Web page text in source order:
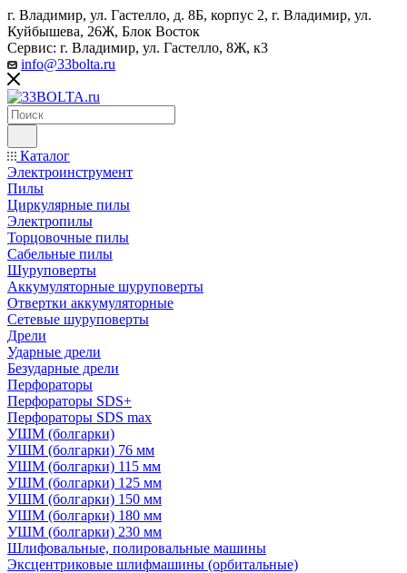
г. Владимир, ул. Гастелло, д. 8Б, корпус 2, г. Владимир, ул. ​
Куйбышева, 26Ж, Блок Восток
Сервис: г. Владимир, ул. Гастелло, 8Ж, к3
info@33bolta.ru
Каталог
Электроинструмент
Пилы
Циркулярные пилы
Электропилы
Торцовочные пилы
Сабельные пилы
Шуруповерты
Аккумуляторные шуруповерты
Отвертки аккумуляторные
Сетевые шуруповерты
Дрели
Ударные дрели
Безударные дрели
Перфораторы
Перфораторы SDS+
Перфораторы SDS max
УШМ (болгарки)
УШМ (болгарки) 76 мм
УШМ (болгарки) 115 мм
УШМ (болгарки) 125 мм
УШМ (болгарки) 150 мм
УШМ (болгарки) 180 мм
УШМ (болгарки) 230 мм
Шлифовальные, полировальные машины
Эксцентриковые шлифмашины (орбитальные)